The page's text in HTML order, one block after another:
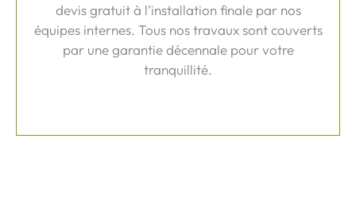
devis gratuit à l’installation finale par nos
équipes internes. Tous nos travaux sont couverts
par une garantie décennale pour votre
tranquillité.